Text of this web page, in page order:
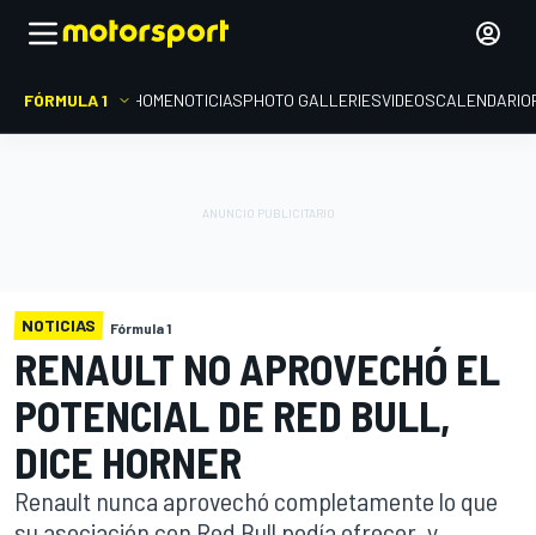
FÓRMULA 1 HOMENOTICIASPHOTO GALLERIESVIDEOSCALENDARIO
NOTICIAS Fórmula 1
RENAULT NO APROVECHÓ EL
POTENCIAL DE RED BULL,
DICE HORNER
Renault nunca aprovechó completamente lo que